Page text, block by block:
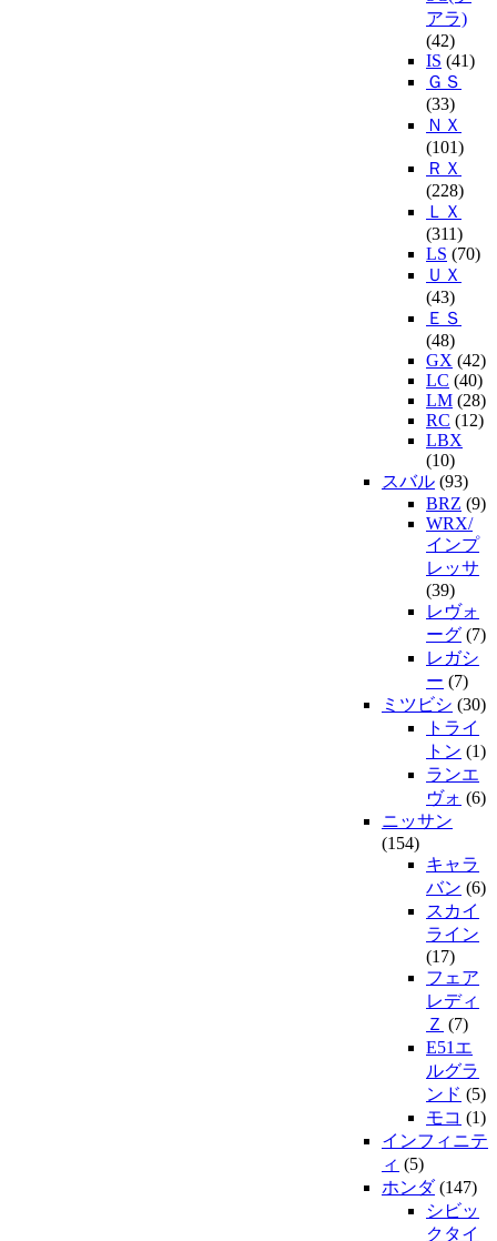
アラ)
(42)
IS (41)
ＧＳ
(33)
ＮＸ
(101)
ＲＸ
(228)
ＬＸ
(311)
LS (70)
ＵＸ
(43)
ＥＳ
(48)
GX (42)
LC (40)
LM (28)
RC (12)
LBX
(10)
スバル (93)
BRZ (9)
WRX/
インプ
レッサ
(39)
レヴォ
ーグ (7)
レガシ
ー (7)
ミツビシ (30)
トライ
トン (1)
ランエ
ヴォ (6)
ニッサン
(154)
キャラ
バン (6)
スカイ
ライン
(17)
フェア
レディ
Ｚ (7)
E51エ
ルグラ
ンド (5)
モコ (1)
インフィニテ
ィ (5)
ホンダ(147)
シビッ
クタイ